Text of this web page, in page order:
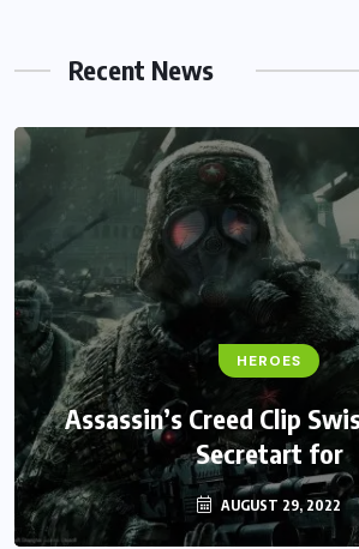
Recent News
HEROES
Assassin’s Creed Clip
Secretart for
AUGUST 29, 2022
FANTASY
Monster Jam Titans
efforts
AUGUST 29, 2022